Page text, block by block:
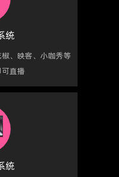
统
、映客、小咖秀等
直播
统